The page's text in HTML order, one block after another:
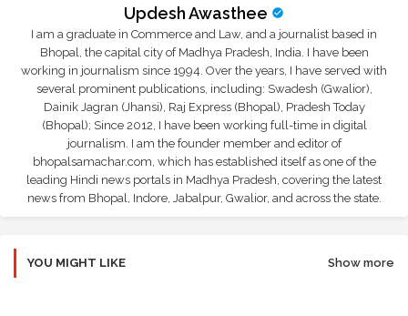
Updesh Awasthee
I am a graduate in Commerce and Law, and a journalist based in
Bhopal, the capital city of Madhya Pradesh, India. I have been
working in journalism since 1994. Over the years, I have served with
several prominent publications, including: Swadesh (Gwalior),
Dainik Jagran (Jhansi), Raj Express (Bhopal), Pradesh Today
(Bhopal); Since 2012, I have been working full-time in digital
journalism. I am the founder member and editor of
bhopalsamachar.com, which has established itself as one of the
leading Hindi news portals in Madhya Pradesh, covering the latest
news from Bhopal, Indore, Jabalpur, Gwalior, and across the state.
YOU MIGHT LIKE Show more